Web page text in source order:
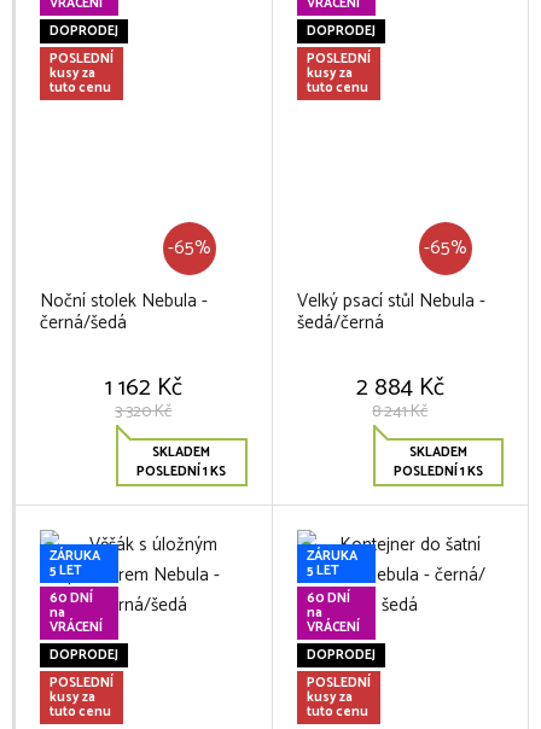
DOPRODEJ
POSLEDNÍ
kusy za
tuto cenu
-65%
Noční stolek Nebula -
černá/šedá
1 162 Kč
3 320 Kč
SKLADEM
POSLEDNÍ 1 KS
DOPRODEJ
POSLEDNÍ
kusy za
tuto cenu
-65%
Velký psací stůl Nebula -
šedá/černá
2 884 Kč
8 241 Kč
SKLADEM
POSLEDNÍ 1 KS
ZÁRUKA
5 LET
60 DNÍ
na
VRÁCENÍ
DOPRODEJ
POSLEDNÍ
kusy za
tuto cenu
ZÁRUKA
5 LET
60 DNÍ
na
VRÁCENÍ
DOPRODEJ
POSLEDNÍ
kusy za
tuto cenu